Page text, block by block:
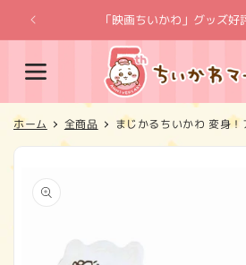
ンツに
進む
「映画ちいかわ」グッズ好
ホーム 全商品 まじかるちいかわ 変身！
報にス
キップ